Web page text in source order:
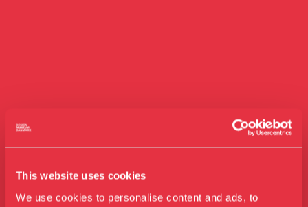
This website uses cookies
We use cookies to personalise content and ads, to